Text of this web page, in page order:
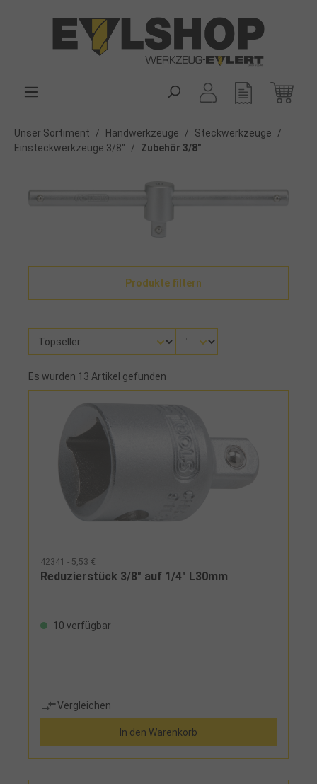
Unser Sortiment / Handwerkzeuge / Steckwerkzeuge
/
Einsteckwerkzeuge 3/8"
/ Zubehör 3/8"
Produkte filtern
Es wurden 13 Artikel gefunden
42341 - 5,53 €
Reduzierstück 3/8" auf 1/4" L30mm
10 verfügbar
Vergleichen
In den Warenkorb